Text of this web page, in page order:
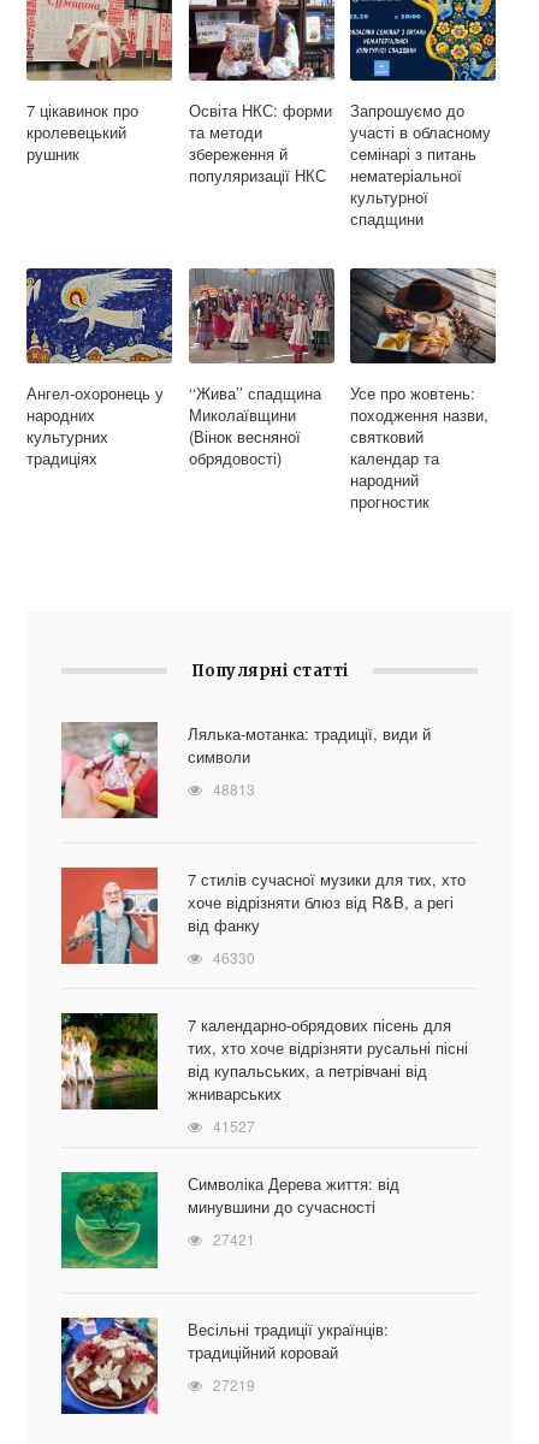
k
m
7 цікавинок про
кролевецький
рушник
Освіта НКС: форми
та методи
збереження й
популяризації НКС
Запрошуємо до
участі в обласному
семінарі з питань
нематеріальної
культурної
спадщини
Ангел-охоронець у
народних
культурних
традиціях
‘‘Жива’’ спадщина
Миколаївщини
(Вінок весняної
обрядовості)
Усе про жовтень:
походження назви,
святковий
календар та
народний
прогностик
Популярні статті
Лялька-мотанка: традиції, види й
символи
48813
7 стилів сучасної музики для тих, хто
хоче відрізняти блюз від R&B, а регі
від фанку
46330
7 календарно-обрядових пісень для
тих, хто хоче відрізняти русальні пісні
від купальських, а петрівчані від
жниварських
41527
Символіка Дерева життя: від
минувшини до сучасності
27421
Весільні традиції українців:
традиційний коровай
27219